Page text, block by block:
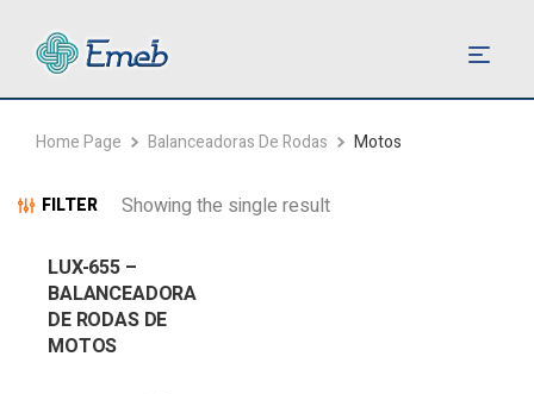
Home Page Balanceadoras De Rodas Motos
FILTER Showing the single result
LUX-655 –
BALANCEADORA
DE RODAS DE
MOTOS